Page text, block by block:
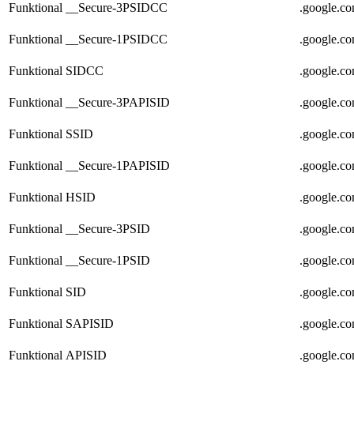
Funktional __Secure-3PSIDCC
Funktional __Secure-1PSIDCC
Funktional SIDCC
Funktional __Secure-3PAPISID
Funktional SSID
Funktional __Secure-1PAPISID
Funktional HSID
Funktional __Secure-3PSID
Funktional __Secure-1PSID
Funktional SID
Funktional SAPISID
Funktional APISID